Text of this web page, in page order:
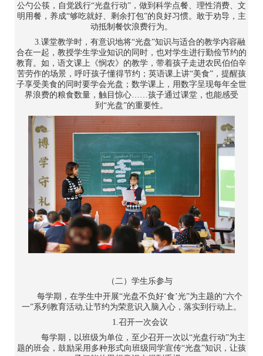
公勺公筷，自觉践行“光盘行动”，做到科学点餐、理性消费、文
明用餐，养成“够吃就好、剩余打包”的良好习惯。敢于劝导，主
动抵制餐饮浪费行为。
3.课堂教学时，有意识地将“光盘”知识与适合的教学内容融
合在一起，教授学生学业知识的同时，也对学生进行勤俭节约的
教育。如，语文课上《悯农》的教学，带着孩子走进农民伯伯辛
苦劳作的场景，呼吁孩子懂得节约；英语课上讲“美食”，提醒孩
子享受美食的同时要学会光盘；数学课上，用数字呈现每年全世
界浪费的粮食数量，触目惊心……孩子通过课堂，也能感受
到“光盘”的重要性。
（二）学生乐参与
每学期，在学生中开展“光盘不负好‘食’光”为主题的“六个
一”系列教育活动,让节约为荣意识入脑入心，落实到行动上。
1.召开一次会议
每学期，以班级为单位，至少召开一次以“光盘行动”为主
题的班会，鼓励采用多种形式向班级同学宣传“光盘”知识，让孩